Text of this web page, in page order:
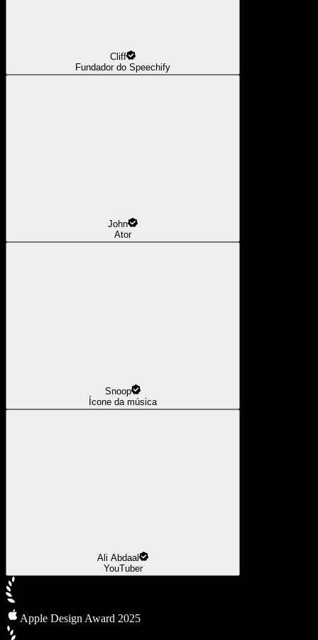
Cliff
Fundador do Speechify
John
Ator
Snoop
Ícone da música
Ali Abdaal
YouTuber
Apple Design Award 2025